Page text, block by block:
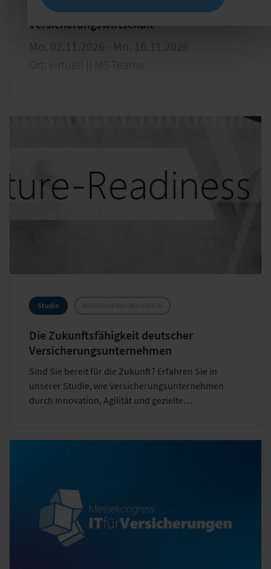
Führung selbstorganisierter Teams in der
Versicherungswirtschaft
Mo. 02.11.2026 - Mo. 16.11.2026
Ort: virtuell || MS Teams
Studie
Die Zukunftsfähigkeit deutscher
Versicherungsunternehmen
Sind Sie bereit für die Zukunft? Erfahren Sie in
unserer Studie, wie Versicherungsunternehmen
durch Innovation, Agilität und gezielte